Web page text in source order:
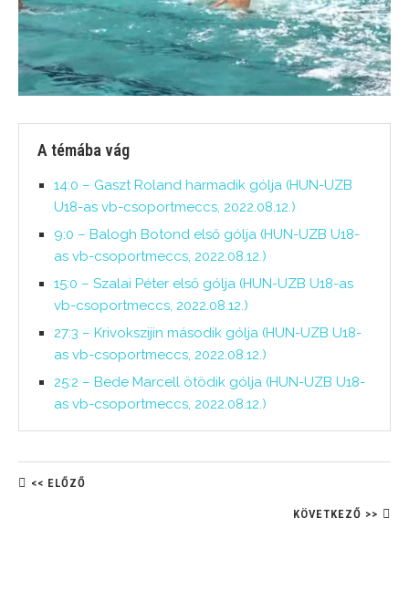
A témába vág
14:0 – Gaszt Roland harmadik gólja (HUN-UZB
U18-as vb-csoportmeccs, 2022.08.12.)
9:0 – Balogh Botond első gólja (HUN-UZB U18-
as vb-csoportmeccs, 2022.08.12.)
15:0 – Szalai Péter első gólja (HUN-UZB U18-as
vb-csoportmeccs, 2022.08.12.)
27:3 – Krivokszijin második gólja (HUN-UZB U18-
as vb-csoportmeccs, 2022.08.12.)
25:2 – Bede Marcell ötödik gólja (HUN-UZB U18-
as vb-csoportmeccs, 2022.08.12.)
<< ELŐZŐ
KÖVETKEZŐ >>